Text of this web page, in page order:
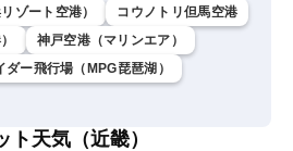
ゾート空港）
コウノトリ但馬空港
神戸空港（マリンエア）
ー飛行場（MPG琵琶湖）
天気（近畿）